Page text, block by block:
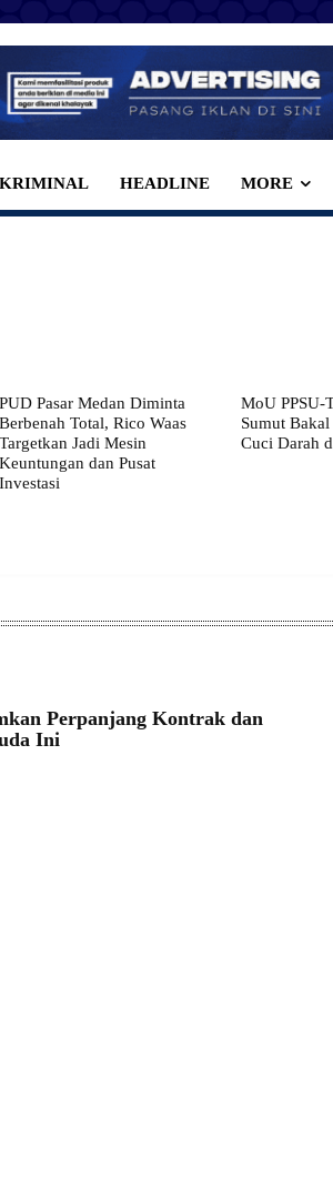
HEADLINE MORE
PUD Pasar Medan Diminta
Berbenah Total, Rico Waas
Targetkan Jadi Mesin
Keuntungan dan Pusat
Investasi
MoU PPSU-
Sumut
Cuci Darah
Perpanjang Kontrak dan
Ini